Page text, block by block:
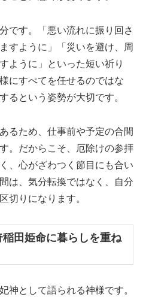
です。「悪い流れに振り回さ
すように」「災いを避け、周
ように」といった短い祈り
にすべてを任せるのではな
るという姿勢が大切です。
るため、仕事前や予定の合間
。だからこそ、厄除けの参拝
、心がざわつく節目にも合い
は、気分転換ではなく、自分
切りになります。
田姫命に暮らしを重ね
神として語られる神様です。